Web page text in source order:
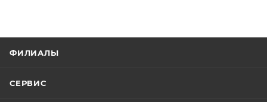
ФИЛИАЛЫ
СЕРВИС